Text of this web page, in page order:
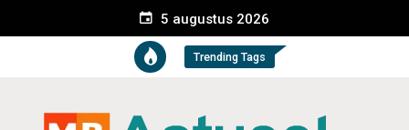
5 augustus 2026
Trending Tags